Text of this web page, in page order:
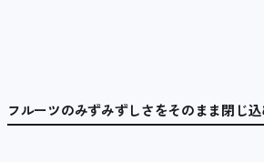
フルーツのみずみずしさをそのまま閉じ